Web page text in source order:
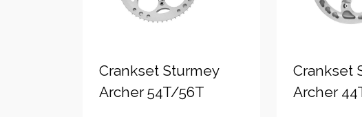
Crankset Sturmey
Archer 54T/56T
Crankset
Archer